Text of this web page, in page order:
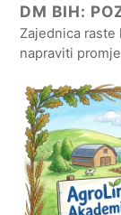
DM BIH:
Zajednica
napraviti